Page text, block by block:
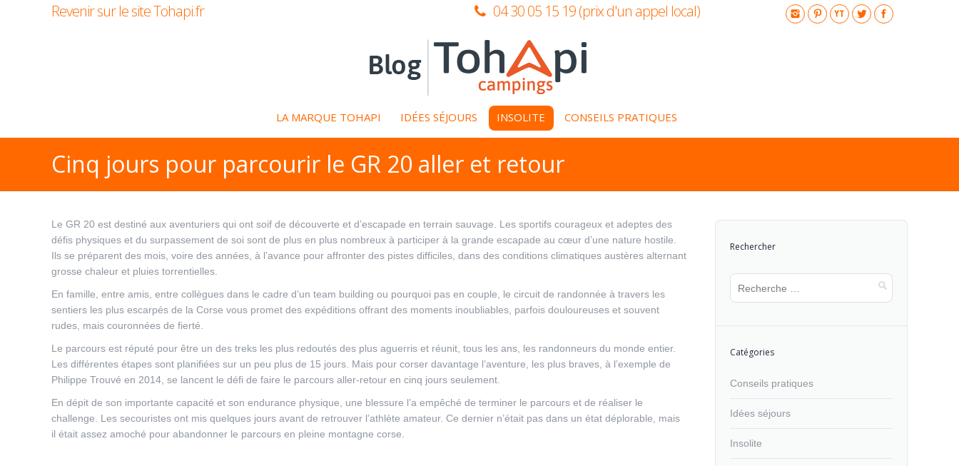
04 30 05 15 19 (prix d'un appel local)
Revenir sur le site Tohapi.fr
LA MARQUE TOHAPI IDÉES SÉJOURS INSOLITE CONSEILS PRATIQUES
Cinq jours pour parcourir le GR 20 aller et retour
Le GR 20 est destiné aux aventuriers qui ont soif de découverte et d’escapade en terrain sauvage. Les sportifs courageux et adeptes des
défis physiques et du surpassement de soi sont de plus en plus nombreux à participer à la grande escapade au cœur d’une nature hostile.
Ils se préparent des mois, voire des années, à l’avance pour affronter des pistes difficiles, dans des conditions climatiques austères alternant
grosse chaleur et pluies torrentielles.
En famille, entre amis, entre collègues dans le cadre d’un team building ou pourquoi pas en couple, le circuit de randonnée à travers les
sentiers les plus escarpés de la Corse vous promet des expéditions offrant des moments inoubliables, parfois douloureuses et souvent
rudes, mais couronnées de fierté.
Le parcours est réputé pour être un des treks les plus redoutés des plus aguerris et réunit, tous les ans, les randonneurs du monde entier.
Les différentes étapes sont planifiées sur un peu plus de 15 jours. Mais pour corser davantage l’aventure, les plus braves, à l’exemple de
Philippe Trouvé en 2014, se lancent le défi de faire le parcours aller-retour en cinq jours seulement.
En dépit de son importante capacité et son endurance physique, une blessure l’a empêché de terminer le parcours et de réaliser le
challenge. Les secouristes ont mis quelques jours avant de retrouver l’athlète amateur. Ce dernier n’était pas dans un état déplorable, mais
il était assez amoché pour abandonner le parcours en pleine montagne corse.
Rechercher
Catégories
Conseils pratiques
Idées séjours
Insolite